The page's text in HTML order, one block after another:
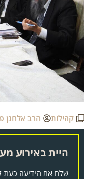
קהילות הרב אלחנן פרץ
היית באירוע
שלח את הידיעה כעת